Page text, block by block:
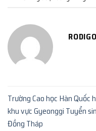
Trường Cao học Hàn Quốc
khu vực Gyeonggi Tuyển
Đồng Tháp